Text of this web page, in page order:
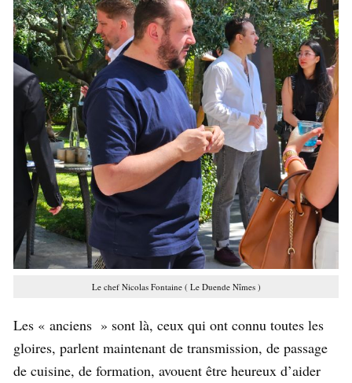
Le chef Nicolas Fontaine ( Le Duende Nîmes )
Les « anciens » sont là, ceux qui ont connu toutes les
gloires, parlent maintenant de transmission, de passage
de cuisine, de formation, avouent être heureux d’aider